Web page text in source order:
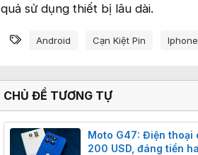
quả sử dụng thiết bị lâu dài.
Từ khóa
Android Cạn Kiệt Pin Iphone
CHỦ ĐỀ TƯƠNG TỰ
Moto G47: Điện thoại
200 USD, đáng tiền